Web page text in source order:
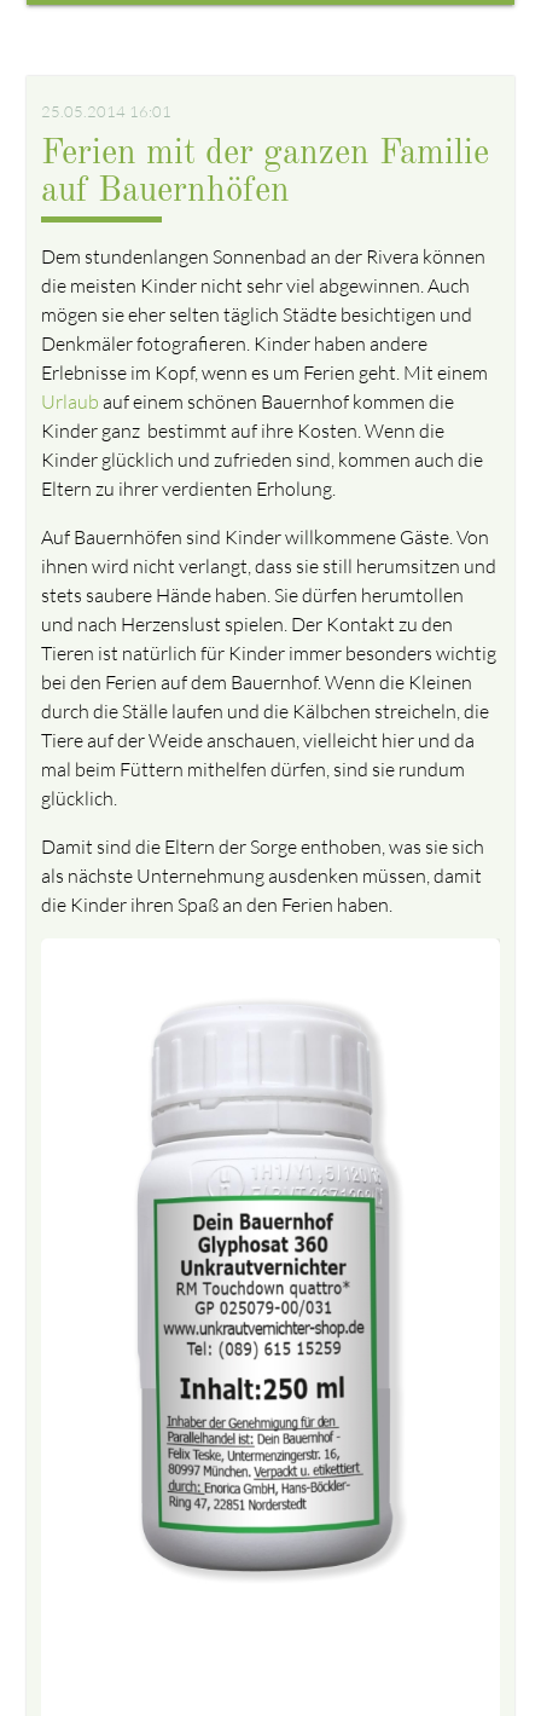
25.05.2014 16:01
Ferien mit der ganzen Familie
auf Bauernhöfen
Dem stundenlangen Sonnenbad an der Rivera können
die meisten Kinder nicht sehr viel abgewinnen. Auch
mögen sie eher selten täglich Städte besichtigen und
Denkmäler fotografieren. Kinder haben andere
Erlebnisse im Kopf, wenn es um Ferien geht. Mit einem
Urlaub auf einem schönen Bauernhof kommen die
Kinder ganz bestimmt auf ihre Kosten. Wenn die
Kinder glücklich und zufrieden sind, kommen auch die
Eltern zu ihrer verdienten Erholung.
Auf Bauernhöfen sind Kinder willkommene Gäste. Von
ihnen wird nicht verlangt, dass sie still herumsitzen und
stets saubere Hände haben. Sie dürfen herumtollen
und nach Herzenslust spielen. Der Kontakt zu den
Tieren ist natürlich für Kinder immer besonders wichtig
bei den Ferien auf dem Bauernhof. Wenn die Kleinen
durch die Ställe laufen und die Kälbchen streicheln, die
Tiere auf der Weide anschauen, vielleicht hier und da
mal beim Füttern mithelfen dürfen, sind sie rundum
glücklich.
Damit sind die Eltern der Sorge enthoben, was sie sich
als nächste Unternehmung ausdenken müssen, damit
die Kinder ihren Spaß an den Ferien haben.